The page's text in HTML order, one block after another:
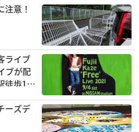
意！
ライブ
ブが配
徒歩15
ー
ーズデ